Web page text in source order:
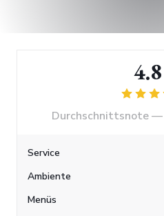
4.8
Durchschnittsnote —
Service
Ambiente
Menüs